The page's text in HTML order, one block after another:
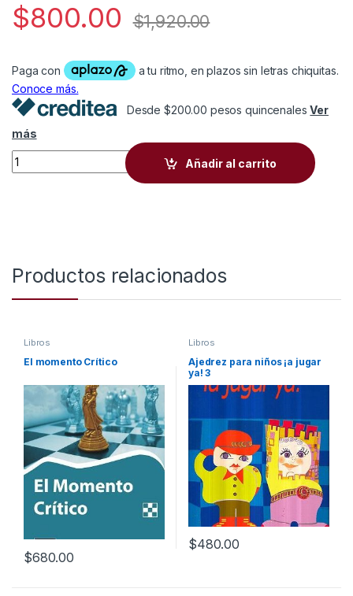
$800.00 $1,920.00
Desde $200.00 pesos quincenalesVer
más
Colección ¡A JUGAR YA! quantity
Añadir al carrito
Productos relacionados
Libros
El momento Crítico
$680.00
Libros
Ajedrez para niños ¡a jugar
ya! 3
$480.00